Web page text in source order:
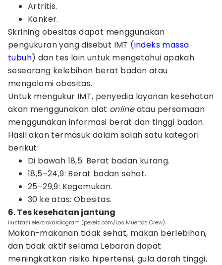
Artritis.
Kanker.
Skrining obesitas dapat menggunakan
pengukuran yang disebut IMT (indeks massa
tubuh) dan tes lain untuk mengetahui apakah
seseorang kelebihan berat badan atau
mengalami obesitas.
Untuk mengukur IMT, penyedia layanan kesehatan
akan menggunakan alat onlineatau persamaan
menggunakan informasi berat dan tinggi badan.
Hasil akan termasuk dalam salah satu kategori
berikut:
Di bawah 18,5: Berat badan kurang.
18,5–24,9: Berat badan sehat.
25–29,9: Kegemukan.
30 ke atas: Obesitas.
6. Tes kesehatan jantung
ilustrasi elektrokardiogram (pexels.com/Los Muertos Crew)
Makan-makanan tidak sehat, makan berlebihan,
dan tidak aktif selama Lebaran dapat
meningkatkan risiko hipertensi, gula darah tinggi,